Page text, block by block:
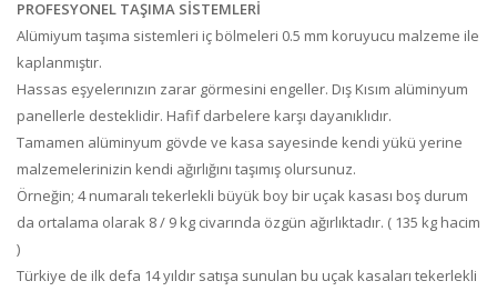
PROFESYONEL TAŞIMA SİSTEMLERİ
Alümiyum taşıma sistemleri iç bölmeleri 0.5 mm koruyucu malzeme ile
kaplanmıştır.
Hassas eşyelerınızın zarar görmesini engeller. Dış Kısım alüminyum
panellerle desteklidir. Hafif darbelere karşı dayanıklıdır.
Tamamen alüminyum gövde ve kasa sayesinde kendi yükü yerine
malzemelerinizin kendi ağırlığını taşımış olursunuz.
Örneğin; 4 numaralı tekerlekli büyük boy bir uçak kasası boş durum
da ortalama olarak 8 / 9 kg civarında özgün ağırlıktadır. ( 135 kg hacim
)
Türkiye de ilk defa 14 yıldır satışa sunulan bu uçak kasaları tekerlekli